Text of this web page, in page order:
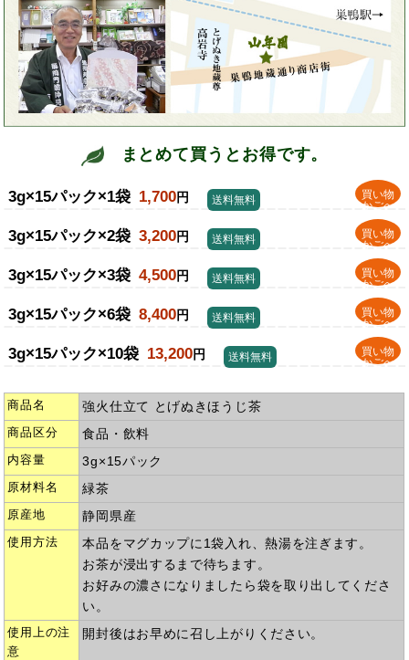
まとめて買うとお得です。
3g×15パック×1袋 1,700円
買い物
かごへ
送料無料
3g×15パック×2袋 3,200円
買い物
かごへ
送料無料
3g×15パック×3袋 4,500円
買い物
かごへ
送料無料
3g×15パック×6袋 8,400円
買い物
かごへ
送料無料
3g×15パック×10袋 13,200円
買い物
かごへ
送料無料
商品名 強火仕立て とげぬきほうじ茶
商品区分 食品・飲料
内容量 3g×15パック
原材料名 緑茶
原産地 静岡県産
使用方法
本品をマグカップに1袋入れ、熱湯を注ぎます。
お茶が浸出するまで待ちます。
お好みの濃さになりましたら袋を取り出してくださ
い。
使用上の注
意
開封後はお早めに召し上がりください。